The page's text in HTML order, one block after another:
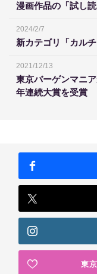
漫画作品の「試し
2024/2/7
新カテゴリ「カル
2021/12/13
東京バーゲンマニ
年連続大賞を受賞
東